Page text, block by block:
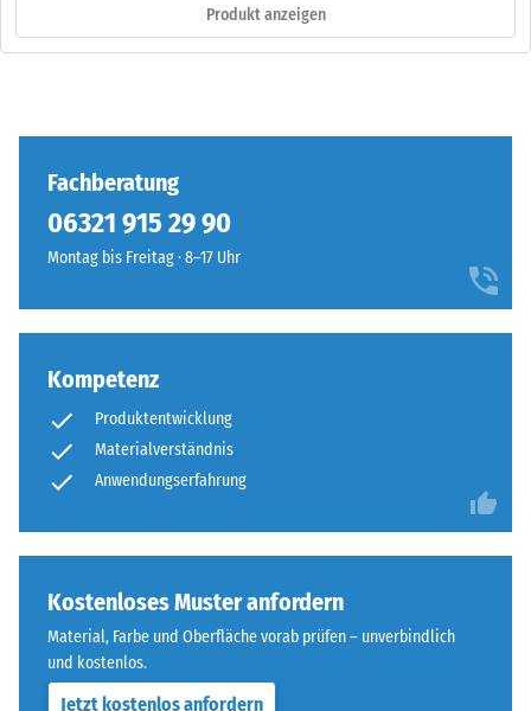
Produkt anzeigen
Fachberatung
06321 915 29 90
Montag bis Freitag · 8–17 Uhr
Kompetenz
Produktentwicklung
Materialverständnis
Anwendungserfahrung
Kostenloses Muster anfordern
Material, Farbe und Oberfläche vorab prüfen – unverbindlich
und kostenlos.
Jetzt kostenlos anfordern